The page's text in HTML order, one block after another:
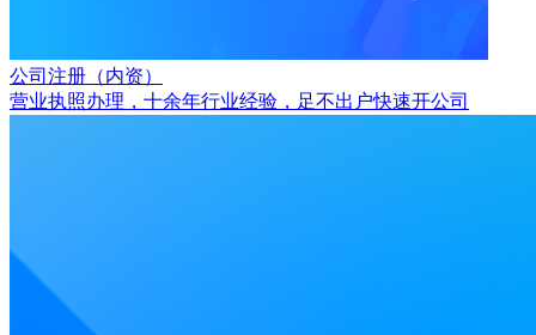
公司注册（内资）
营业执照办理，十余年行业经验，足不出户快速开公司